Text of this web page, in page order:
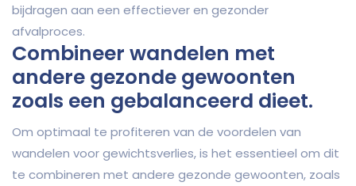
bijdragen aan een effectiever en gezonder
afvalproces.
Combineer wandelen met
andere gezonde gewoonten
zoals een gebalanceerd dieet.
Om optimaal te profiteren van de voordelen van
wandelen voor gewichtsverlies, is het essentieel om dit
te combineren met andere gezonde gewoonten, zoals